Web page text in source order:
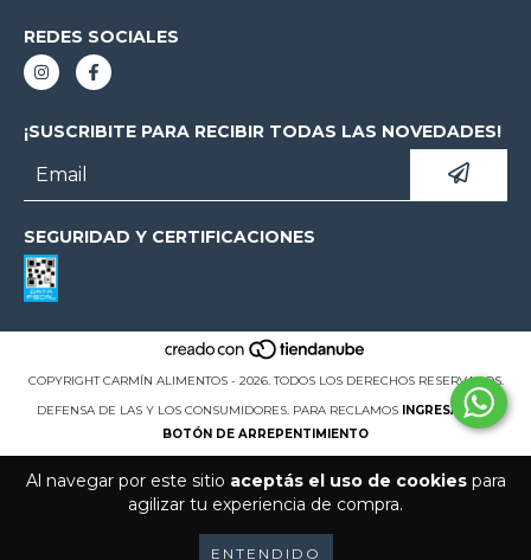
Al navegar por este sitio aceptás el uso de cookiespara
agilizar tu experiencia de compra.
ENTENDIDO
REDES SOCIALES
¡SUSCRIBITE PARA RECIBIR TODAS LAS NOVEDADES!
SEGURIDAD Y CERTIFICACIONES
COPYRIGHT CARMÍN ALIMENTOS - 2026. TODOS LOS DERECHOS RESERVADOS.
DEFENSA DE LAS Y LOS CONSUMIDORES. PARA RECLAMOS INGRESÁ ACÁ.
BOTÓN DE ARREPENTIMIENTO